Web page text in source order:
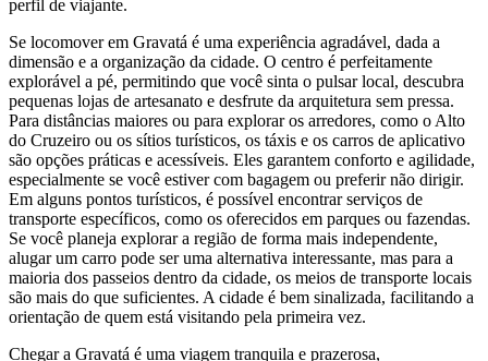
perfil de viajante.
Se locomover em Gravatá é uma experiência agradável, dada a
dimensão e a organização da cidade. O centro é perfeitamente
explorável a pé, permitindo que você sinta o pulsar local, descubra
pequenas lojas de artesanato e desfrute da arquitetura sem pressa.
Para distâncias maiores ou para explorar os arredores, como o Alto
do Cruzeiro ou os sítios turísticos, os táxis e os carros de aplicativo
são opções práticas e acessíveis. Eles garantem conforto e agilidade,
especialmente se você estiver com bagagem ou preferir não dirigir.
Em alguns pontos turísticos, é possível encontrar serviços de
transporte específicos, como os oferecidos em parques ou fazendas.
Se você planeja explorar a região de forma mais independente,
alugar um carro pode ser uma alternativa interessante, mas para a
maioria dos passeios dentro da cidade, os meios de transporte locais
são mais do que suficientes. A cidade é bem sinalizada, facilitando a
orientação de quem está visitando pela primeira vez.
Chegar a Gravatá é uma viagem tranquila e prazerosa,